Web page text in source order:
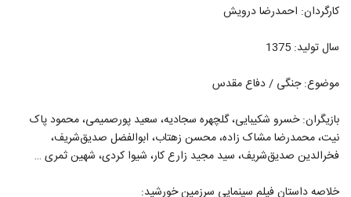
کارگردان: احمدرضا درویش
سال تولید: 1375
موضوع: جنگی / دفاع مقدس
بازیگران: خسرو شکیبایی، گلچهره سجادیه، سعید پورصمیمی، محمود پاک
نیت، محمدرضا مشاک زاده، محسن زهتاب، ابوالفضل صدیق‌شریف،
فخرالدین صدیق‌شریف، سید مجید زارع کار، شیوا کردی، شهین ثمری …
خلاصه داستان فیلم سینمایی سرزمین خورشید: